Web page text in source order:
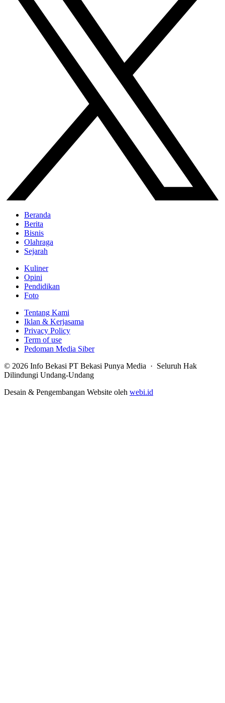
Beranda
Berita
Bisnis
Olahraga
Sejarah
Kuliner
Opini
Pendidikan
Foto
Tentang Kami
Iklan & Kerjasama
Privacy Policy
Term of use
Pedoman Media Siber
© 2026 Info Bekasi PT Bekasi Punya Media · Seluruh Hak
Dilindungi Undang-Undang
Desain & Pengembangan Website oleh webi.id